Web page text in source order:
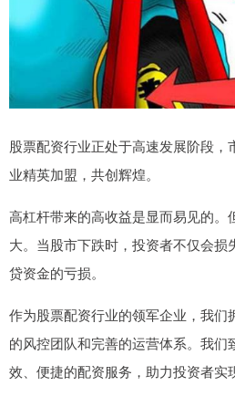
股票配资行业正处于高速发展阶段
业精英加盟，共创辉煌。
高杠杆带来的高收益是显而易见的。
大。当股市下跌时，投资者不仅会
贷资金的亏损。
作为股票配资行业的领军企业，我们
的风控团队和完善的运营体系。我们
效、便捷的配资服务，助力投资者实